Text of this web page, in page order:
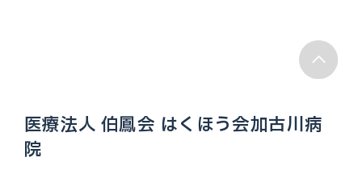
医療法人 伯鳳会 はくほう会加古川病
院